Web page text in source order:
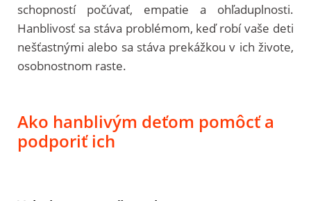
schopností počúvať, empatie a ohľaduplnosti.
Hanblivosť sa stáva problémom, keď robí vaše deti
nešťastnými alebo sa stáva prekážkou v ich živote,
osobnostnom raste.
Ako hanblivým deťom pomôcť a
podporiť ich